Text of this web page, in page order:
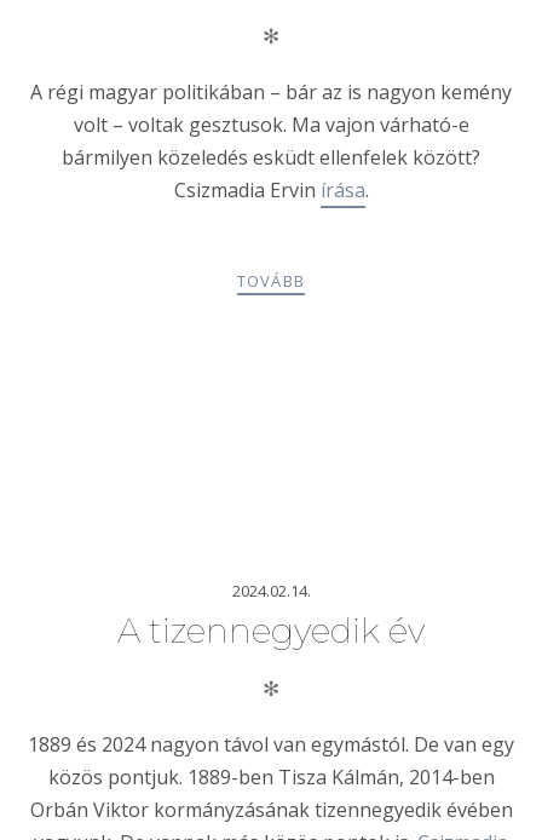
✻
A régi magyar politikában – bár az is nagyon kemény
volt – voltak gesztusok. Ma vajon várható-e
bármilyen közeledés esküdt ellenfelek között?
Csizmadia Ervin írása.
TOVÁBB
2024.02.14.
A tizennegyedik év
✻
1889 és 2024 nagyon távol van egymástól. De van egy
közös pontjuk. 1889-ben Tisza Kálmán, 2014-ben
Orbán Viktor kormányzásának tizennegyedik évében